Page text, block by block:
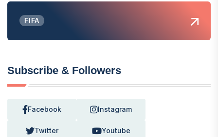
FIFA
Subscribe & Followers
Facebook Instagram
Twitter Youtube